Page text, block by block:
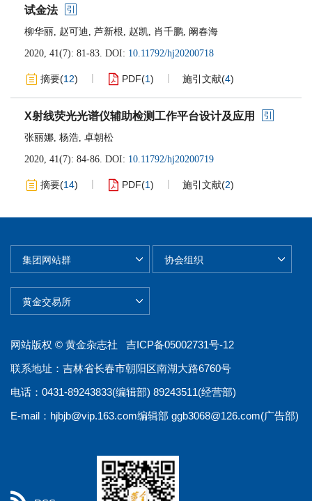
试金法
柳华丽, 赵可迪, 芦新根, 赵凯, 肖千鹏, 阚春海
2020, 41(7): 81-83. DOI: 10.11792/hj20200718
摘要(12) PDF(1) 施引文献(4)
X射线荧光光谱仪辅助检测工作平台设计及应用
张丽娜, 杨浩, 卓朝松
2020, 41(7): 84-86. DOI: 10.11792/hj20200719
摘要(14) PDF(1) 施引文献(2)
网站版权 © 黄金杂志社 吉ICP备05002731号-12
联系地址：吉林省长春市朝阳区南湖大路6760号
电话：0431-89243833(编辑部) 89243511(经营部)
E-mail： hjbjb@vip.163.com编辑部 ggb3068@126.com(广告部)